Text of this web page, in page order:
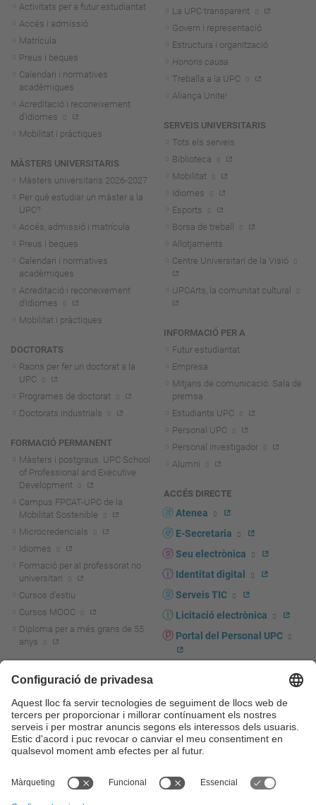
Activitats per a futur estudiantat
Accés i admissió
Matrícula
Preus i beques
Calendari i normatives
acadèmiques
Acreditació i reconeixement
d'idiomes
Mobilitat i pràctiques
MÀSTERS UNIVERSITARIS
Màsters universitaris 2026-2027
Per què estudiar un màster a la
UPC?
Accés, admissió i matrícula
Preus i beques
Calendari i normatives
acadèmiques
Acreditació i reconeixement
d'idiomes
Mobilitat i pràctiques
DOCTORATS
Raons per fer un doctorat a la
UPC
Programes de doctorat
Doctorats industrials
FORMACIÓ PERMANENT
Màsters i postgraus. UPC School
of Professional and Executive
Development
Campus FPCAT-UPC de la
Mobilitat Sostenible
Microcredencials
Idiomes
Formació per al professorat no
universitari
Cursos d'estiu
Cursos MOOC
Diploma per a més grans de 55
anys
Actualitat R+D+I
La recerca a la UPC
La transferència, l'emprenedoria i
la innovació a la UPC
Foment i suport a la recerca
transferència, l'emprenedoria i la
La UPC transparent
Govern i representació
Estructura i organització
Honoris causa
Treballa a la UPC
Aliança Unite!
SERVEIS UNIVERSITARIS
Tots els serveis
Biblioteca
Mobilitat
Idiomes
Esports
Borsa de treball
Allotjaments
Centre Universitari de la Visió
UPCArts, la comunitat cultural
INFORMACIÓ PER A
Futur estudiantat
Empresa
Mitjans de comunicació. Sala de
premsa
Estudiants UPC
Personal UPC
Personal investigador
Alumni
ACCÉS DIRECTE
Atenea
E-Secretaria
Seu electrònica
Identitat digital
Serveis TIC
Licitació electrònica
Portal del Personal UPC
UPCshop, marxandatge
Sala de premsa
Seguretat i salut